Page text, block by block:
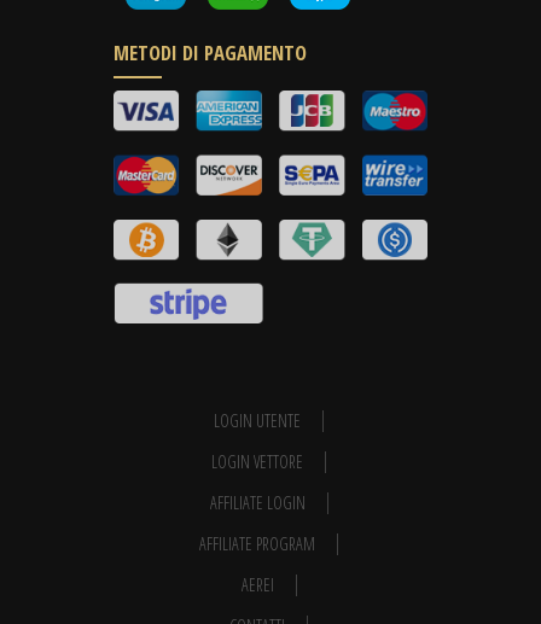
METODI DI PAGAMENTO
LOGIN UTENTE
LOGIN VETTORE
AFFILIATE LOGIN
AFFILIATE PROGRAM
AEREI